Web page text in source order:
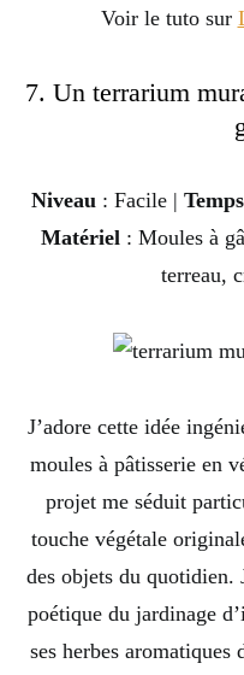
Voir le tuto sur
7. Un terrarium
Niveau: Facile | Temps
Matériel: Moules à
terreau,
J’adore cette idée
moules à pâtisserie en
projet me séduit
touche végétale
des objets du quotidien.
poétique du jardinage
ses herbes aromatiques